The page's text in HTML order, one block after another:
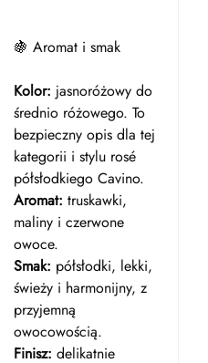
🍇 Aromat i smak
Kolor: jasnoróżowy do
średnio różowego. To
bezpieczny opis dla tej
kategorii i stylu rosé
półsłodkiego Cavino.
Aromat: truskawki,
maliny i czerwone
owoce.
Smak: półsłodki, lekki,
świeży i harmonijny, z
przyjemną
owocowością.
Finisz: delikatnie